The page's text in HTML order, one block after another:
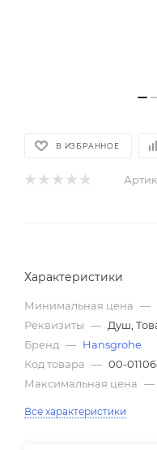
В ИЗБРАННОЕ
Характеристики
Минимальная цена —
Реквизиты — Душ,
Бренд — Hansgrohe
Код товара — 00-
Максимальная цена —
Все характеристики